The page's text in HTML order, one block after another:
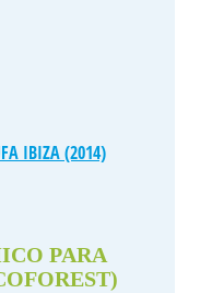
IBIZA (2014)
PARA